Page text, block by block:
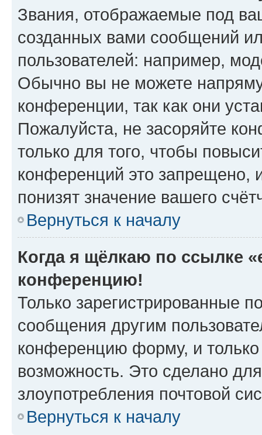
Звания, отображаемые под
созданных вами сообщений
пользователей: например,
Обычно вы не можете
конференции, так как они
Пожалуйста, не засоряйте
только для того, чтобы
конференций это запрещено,
понизят значение вашего
Вернуться к началу
Когда я щёлкаю по ссылке
конференцию!
Только зарегистрированные
сообщения другим
конференцию форму, и
возможность. Это сделано
злоупотребления почтовой
Вернуться к началу